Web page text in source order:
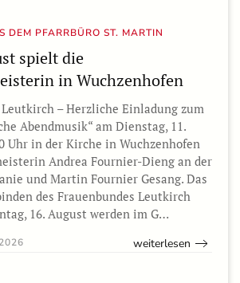
DEM PFARRBÜRO ST. MARTIN
spielt die
in Wuchzenhofen
– Herzliche Einladung zum
Abendmusik“ am Dienstag, 11.
Uhr in der Kirche in Wuchzenhofen
Andrea Fournier-Dieng an der
und Martin Fournier Gesang. Das
des Frauenbundes Leutkirch
16. August werden im G…
weiterlesen